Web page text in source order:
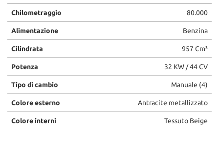
Chilometraggio 80.000
Alimentazione Benzina
Cilindrata 957 Cm³
Potenza 32 KW / 44 CV
Tipo di cambio Manuale (4)
Colore esterno Antracite metallizzato
Colore interni Tessuto Beige